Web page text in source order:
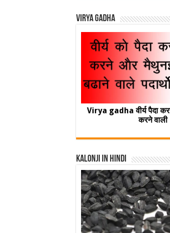
Virya Gadha
Virya gadha वीर्य पैदा करने
करने वाली
Kalonji In Hindi